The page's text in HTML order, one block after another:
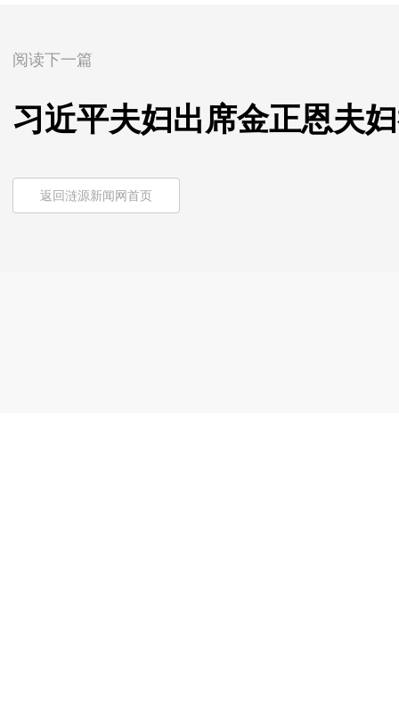
阅读下一篇
习近平夫妇出席金正恩夫
返回涟源新闻网首页